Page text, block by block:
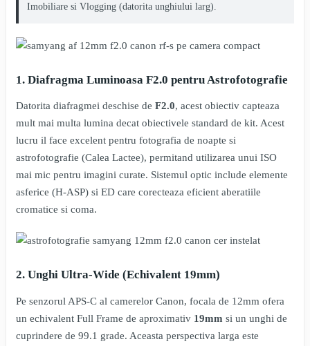
Imobiliare si Vlogging (datorita unghiului larg).
1. Diafragma Luminoasa F2.0 pentru Astrofotografie
Datorita diafragmei deschise de F2.0, acest obiectiv capteaza
mult mai multa lumina decat obiectivele standard de kit. Acest
lucru il face excelent pentru fotografia de noapte si
astrofotografie (Calea Lactee), permitand utilizarea unui ISO
mai mic pentru imagini curate. Sistemul optic include elemente
asferice (H-ASP) si ED care corecteaza eficient aberatiile
cromatice si coma.
2. Unghi Ultra-Wide (Echivalent 19mm)
Pe senzorul APS-C al camerelor Canon, focala de 12mm ofera
un echivalent Full Frame de aproximativ 19mm si un unghi de
cuprindere de 99.1 grade. Aceasta perspectiva larga este